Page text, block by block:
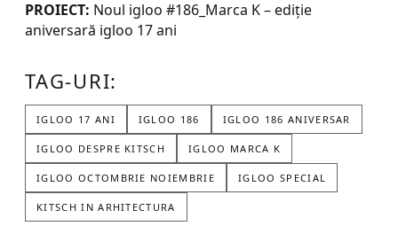
PROIECT: Noul igloo #186_Marca K – ediție
aniversară igloo 17 ani
TAG-URI:
IGLOO 17 ANI IGLOO 186 IGLOO 186 ANIVERSAR
IGLOO DESPRE KITSCH IGLOO MARCA K
IGLOO OCTOMBRIE NOIEMBRIE IGLOO SPECIAL
KITSCH IN ARHITECTURA